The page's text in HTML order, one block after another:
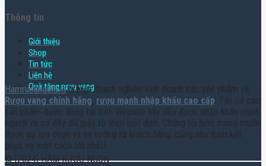
Thông tin
Giới thiệu
Shop
Tin tức
Liên hệ
Quà tặng rượu vang
Hamruoungon.vnlà một doanh nghiệp kinh doanh các sản phẩm về
Rượu vang chính hãng, rượu mạnh nhập khẩu cao cấp. Tất cả các
sản phẩm được đăng tải trên Website này đều được nhập khẩu chính
ngạch và có đầy đủ giấy tờ theo luật định. Chúng tôi luôn mong muốn
được sự lựa chọn và tin tưởng từ khách hàng, cũng như cam kết
phục vụ một cách tốt nhất!
© [2024] HẦM RƯỢU NGON